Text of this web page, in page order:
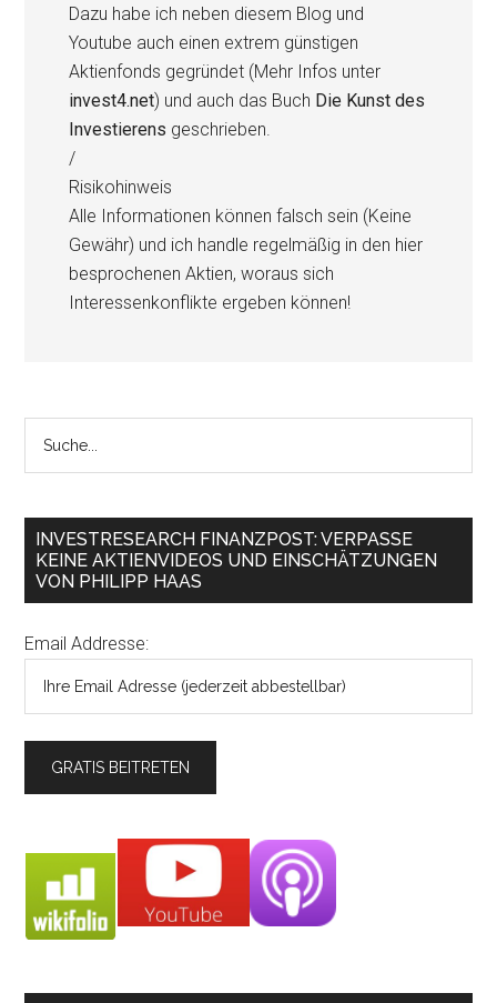
Dazu habe ich neben diesem Blog und
Youtube auch einen extrem günstigen
Aktienfonds gegründet (Mehr Infos unter
invest4.net) und auch das Buch Die Kunst des
Investierens geschrieben.
/
Risikohinweis
Alle Informationen können falsch sein (Keine
Gewähr) und ich handle regelmäßig in den hier
besprochenen Aktien, woraus sich
Interessenkonflikte ergeben können!
INVESTRESEARCH FINANZPOST: VERPASSE
KEINE AKTIENVIDEOS UND EINSCHÄTZUNGEN
VON PHILIPP HAAS
Email Addresse: